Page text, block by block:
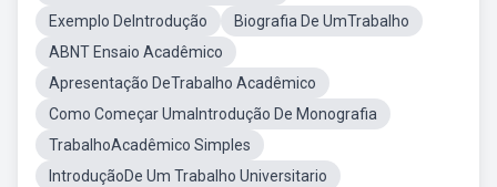
Exemplo DeIntrodução
Biografia De UmTrabalho
ABNT Ensaio Acadêmico
Apresentação DeTrabalho Acadêmico
Como Começar UmaIntrodução De Monografia
TrabalhoAcadêmico Simples
IntroduçãoDe Um Trabalho Universitario